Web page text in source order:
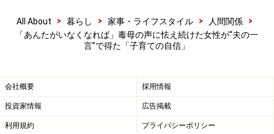
からない。仕事なのだから、自分の「気持ち」ではなく
「考え」を淡々と言えばいいのだと分かっていても、そ
んなときに限って母親の「あんたの言うことなんてあて
う声が脳内によみがえる。
「パニック障害で過呼吸を何度か起こして、昨年は半年
All About > 暮らし > 家事・ライフスタイル > 人間関係
>
「あんたがいなくなれば」毒母の声に怯え続けた女性が“夫の一
言”で得た「子育ての自信」
会社概要 採用情報
投資家情報 広告掲載
利用規約 プライバシーポリシー